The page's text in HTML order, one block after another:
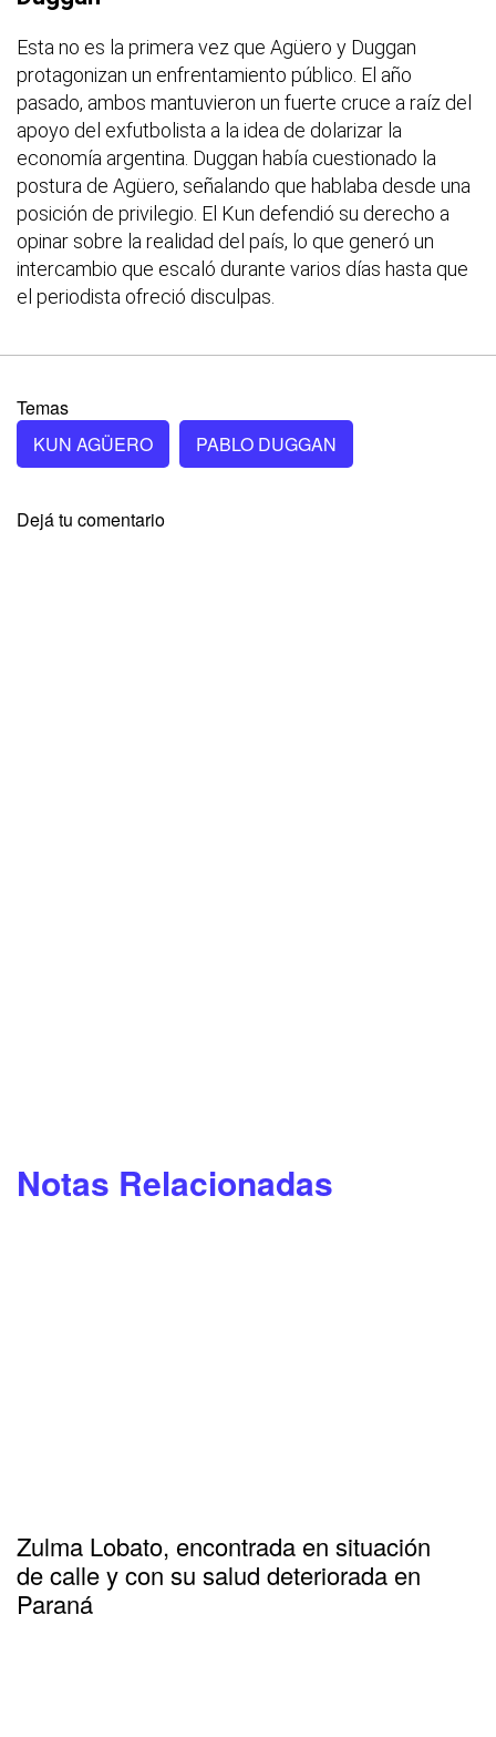
Esta no es la primera vez que Agüero y Duggan
protagonizan un enfrentamiento público. El año
pasado, ambos mantuvieron un fuerte cruce a raíz del
apoyo del exfutbolista a la idea de dolarizar la
economía argentina. Duggan había cuestionado la
postura de Agüero, señalando que hablaba desde una
posición de privilegio. El Kun defendió su derecho a
opinar sobre la realidad del país, lo que generó un
intercambio que escaló durante varios días hasta que
el periodista ofreció disculpas.
Temas
KUN AGÜERO
PABLO DUGGAN
Dejá tu comentario
Notas Relacionadas
Zulma Lobato, encontrada en situación
de calle y con su salud deteriorada en
Paraná